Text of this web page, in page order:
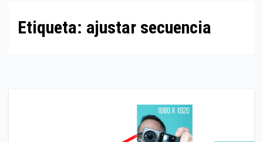
Etiqueta: ajustar secuencia